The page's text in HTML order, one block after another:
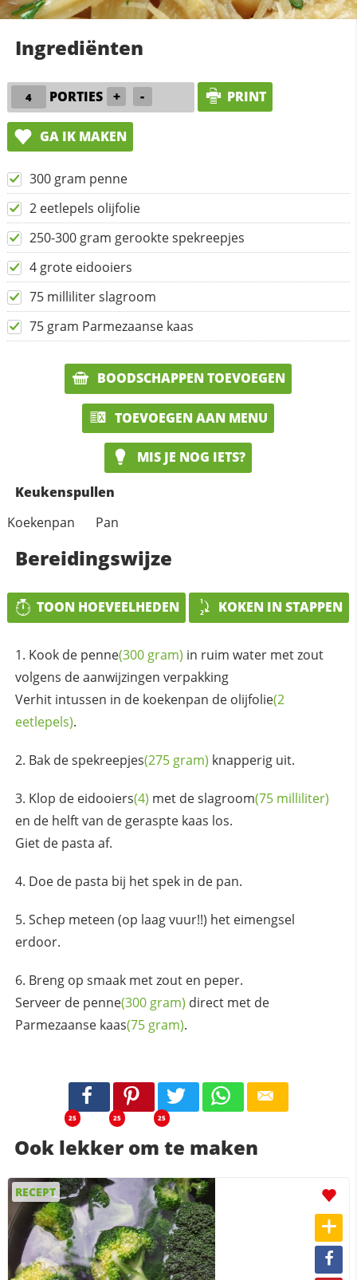
Ingrediënten
PORTIES + - PRINT
GA IK MAKEN
300 gram penne
2 eetlepels olijfolie
250-300 gram gerookte spekreepjes
4 grote eidooiers
75 milliliter slagroom
75 gram Parmezaanse kaas
BOODSCHAPPEN TOEVOEGEN
TOEVOEGEN AAN MENU
MIS JE NOG IETS?
Keukenspullen
Koekenpan
Pan
Bereidingswijze
TOON HOEVEELHEDEN KOKEN IN STAPPEN
Kook de penne(300 gram) in ruim water met zout
volgens de aanwijzingen verpakking
Verhit intussen in de koekenpan de olijfolie(2
eetlepels).
Bak despekreepjes(275 gram) knapperig uit.
Klop de eidooiers(4) met deslagroom(75 milliliter)
en de helft van de geraspte kaas los.
Giet de pasta af.
Doe de pasta bij het spek in de pan.
Schep meteen (op laag vuur!!) het eimengsel
erdoor.
Breng op smaak met zout en peper.
Serveer de penne(300 gram) direct met de
Parmezaanse kaas(75 gram).
25 25 25
Ook lekker om te maken
RECEPT